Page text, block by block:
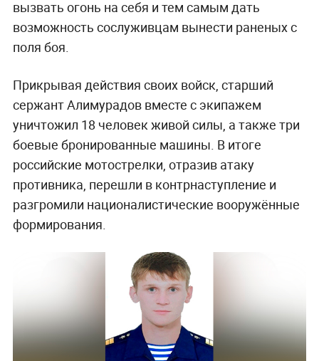
вызвать огонь на себя и тем самым дать
возможность сослуживцам вынести раненых с
поля боя.
Прикрывая действия своих войск, старший
сержант Алимурадов вместе с экипажем
уничтожил 18 человек живой силы, а также три
боевые бронированные машины. В итоге
российские мотострелки, отразив атаку
противника, перешли в контрнаступление и
разгромили националистические вооружённые
формирования.